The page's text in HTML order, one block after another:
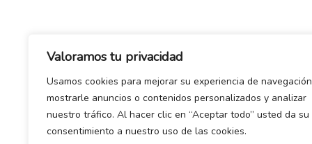
Valoramos tu privacidad
Usamos cookies para mejorar su experiencia de
mostrarle anuncios o contenidos personalizados y analizar
nuestro tráfico. Al hacer clic en “Aceptar todo” usted da su
consentimiento a nuestro uso de las cookies.